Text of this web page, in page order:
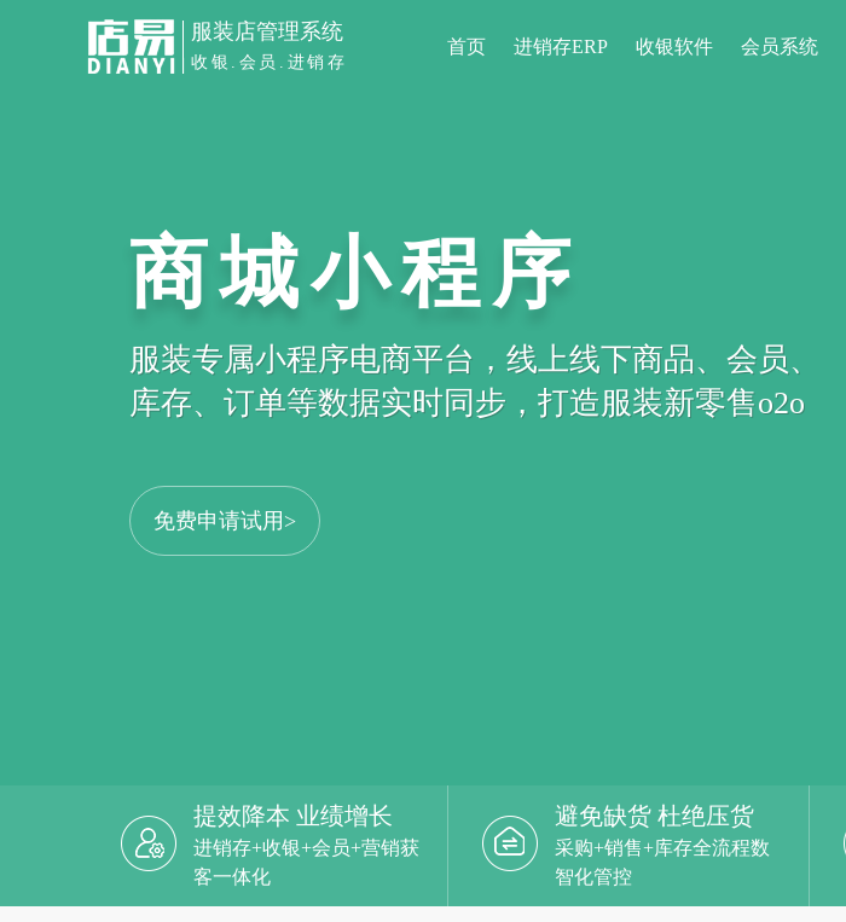
服装店管理系统
收银.会员.进销存
首页 进销存ERP 收银软件 会员系统
商城小程序
服装专属小程序电商平台，线上线下商品、会员、
库存、订单等数据实时同步，打造服装新零售o2o
免费申请试用>
提效降本 业绩增长
进销存+收银+会员+营销获
客一体化
避免缺货 杜绝压货
采购+销售+库存全流程数
智化管控